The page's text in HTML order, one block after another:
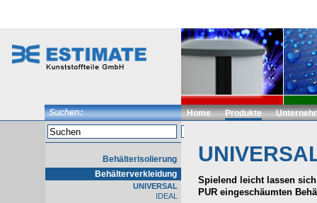
Home Produkte
Behälterisolierung
Behälterverkleidung
UNIVERSAL
IDEAL
Spielend leicht lassen
PUR eingeschäumten